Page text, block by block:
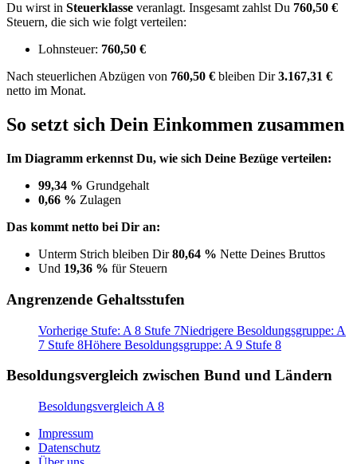
Du wirst in Steuerklasse veranlagt. Insgesamt zahlst Du 760,50 €
Steuern, die sich wie folgt verteilen:
Lohnsteuer: 760,50 €
Nach steuerlichen Abzügen von 760,50 € bleiben Dir3.167,31 €
netto im Monat.
So setzt sich Dein Einkommen zusammen
Im Diagramm erkennst Du, wie sich Deine Bezüge verteilen:
99,34 % Grundgehalt
0,66 % Zulagen
Das kommt netto bei Dir an:
Unterm Strich bleiben Dir80,64 % Nette Deines Bruttos
Und 19,36 % für Steuern
Angrenzende Gehaltsstufen
Vorherige Stufe: A 8 Stufe 7Niedrigere Besoldungsgruppe: A
7 Stufe 8Höhere Besoldungsgruppe: A 9 Stufe 8
Besoldungsvergleich zwischen Bund und Ländern
Besoldungsvergleich A 8
Impressum
Datenschutz